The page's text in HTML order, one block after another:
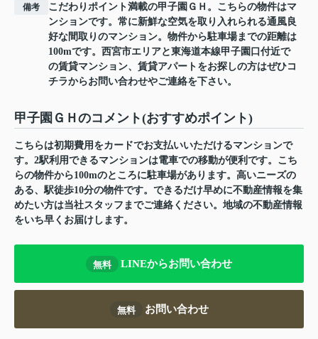
備考
こだわりポイント満載の甲子園ＧＨ。こちらの物件はマ
ンションです。常に新鮮な空気を取り入れられる通風良
好な間取りのマンション。物件から駐車場までの距離は
100mです。西宮市エリアと東海道本線甲子園口付近で
の賃貸マンション、賃貸アパートをお探しの方はぜひコ
チラからお問い合わせやご連絡を下さい。
甲子園ＧＨのコメント(おすすめポイント)
こちらは初期費用をカードでお支払いいただけるマンションで
す。2駅利用できるマンションは電車での移動が便利です。こち
らの物件から100mのところに駐車場があります。高いニーズの
ある、駅徒歩10分の物件です。できるだけ早めに不動産情報を集
めたい方は当社スタッフまでご連絡ください。地域の不動産情報
をいち早くお届けします。
無料 LINEからお問い合わせ
無料 お問い合わせ